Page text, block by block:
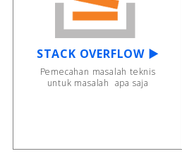
STACK OVERFLOW ▶
Pemecahan masalah teknis
untuk masalah apa saja